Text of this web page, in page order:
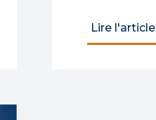
Lire l'article